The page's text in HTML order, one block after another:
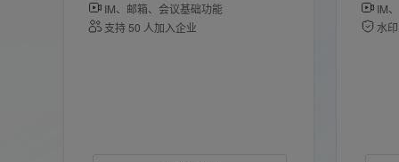
IM、邮箱、会议基础功能
支持 50 人加入企业
IM
水